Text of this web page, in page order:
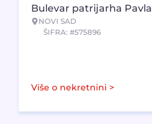
Bulevar patrijarha Pavla
NOVI SAD
ŠIFRA: #575896
Više o nekretnini >